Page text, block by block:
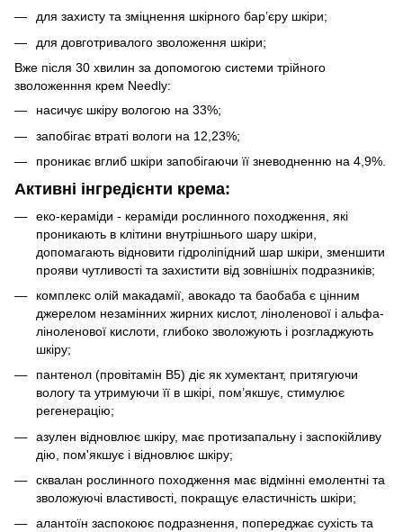
для захисту та зміцнення шкірного бар’єру шкіри;
для довготривалого зволоження шкіри;
Вже після 30 хвилин за допомогою системи трійного
зволоженння крем Needly:
насичує шкіру вологою на 33%;
запобігає втраті вологи на 12,23%;
проникає вглиб шкіри запобігаючи її зневодненню на 4,9%.
Активні інгредієнти крема:
еко-кераміди - кераміди рослинного походження, які
проникають в клітини внутрішнього шару шкіри,
допомагають відновити гідроліпідний шар шкіри, зменшити
прояви чутливості та захистити від зовнішніх подразників;
комплекс олій макадамії, авокадо та баобаба є цінним
джерелом незамінних жирних кислот, ліноленової і альфа-
ліноленової кислоти, глибоко зволожують і розгладжують
шкіру;
пантенол (провітамін В5) діє як хумектант, притягуючи
вологу та утримуючи її в шкірі, пом’якшує, стимулює
регенерацію;
азулен відновлює шкіру, має протизапальну і заспокійливу
дію, пом'якшує і відновлює шкіру;
сквалан рослинного походження має відмінні емолентні та
зволожуючі властивості, покращує еластичність шкіри;
алантоїн заспокоює подразнення, попереджає сухість та